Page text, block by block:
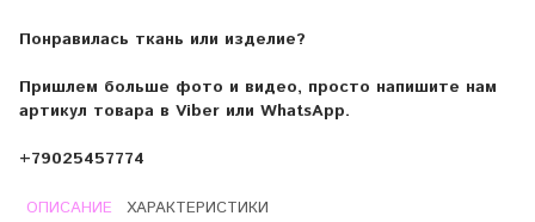
Понравилась ткань или изделие?
Пришлем больше фото и видео, просто напишите нам
артикул товара в Viber или WhatsApp.
+79025457774
ОПИСАНИЕ ХАРАКТЕРИСТИКИ